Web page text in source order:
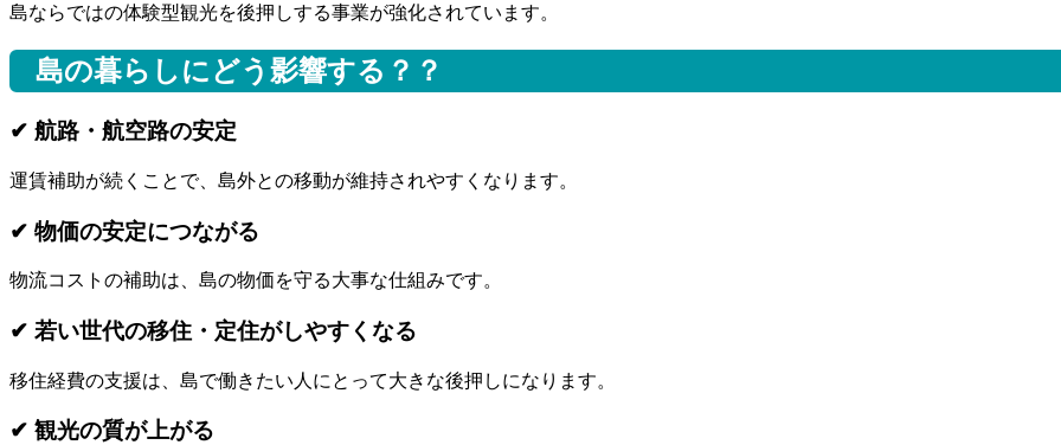
島ならではの体験型観光を後押しする事業が強化されています。
島の暮らしにどう影響する？？
✔ 航路・航空路の安定
運賃補助が続くことで、島外との移動が維持されやすくなります。
✔ 物価の安定につながる
物流コストの補助は、島の物価を守る大事な仕組みです。
✔ 若い世代の移住・定住がしやすくなる
移住経費の支援は、島で働きたい人にとって大きな後押しになります。
✔ 観光の質が上がる